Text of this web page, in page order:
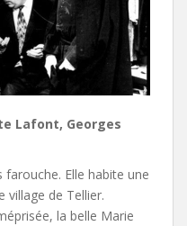
Lafont, Georges
Elle habite une
village de Tellier.
la belle Marie